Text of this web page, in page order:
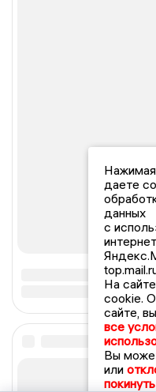
даете
данных
с
На
cookie.
сайте,
все
Вы
или